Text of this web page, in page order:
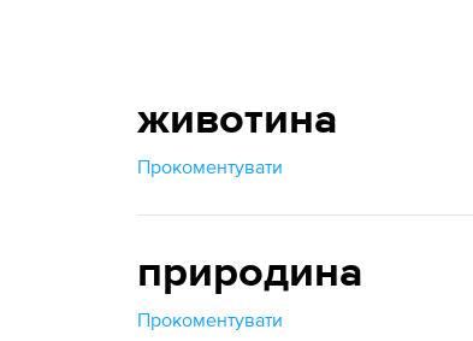
животина
Прокоментувати
природина
Прокоментувати